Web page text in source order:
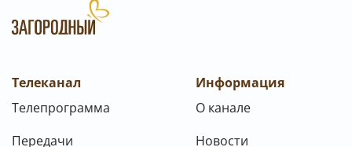
Телеканал
Телепрограмма
Передачи
Информация
О канале
Новости